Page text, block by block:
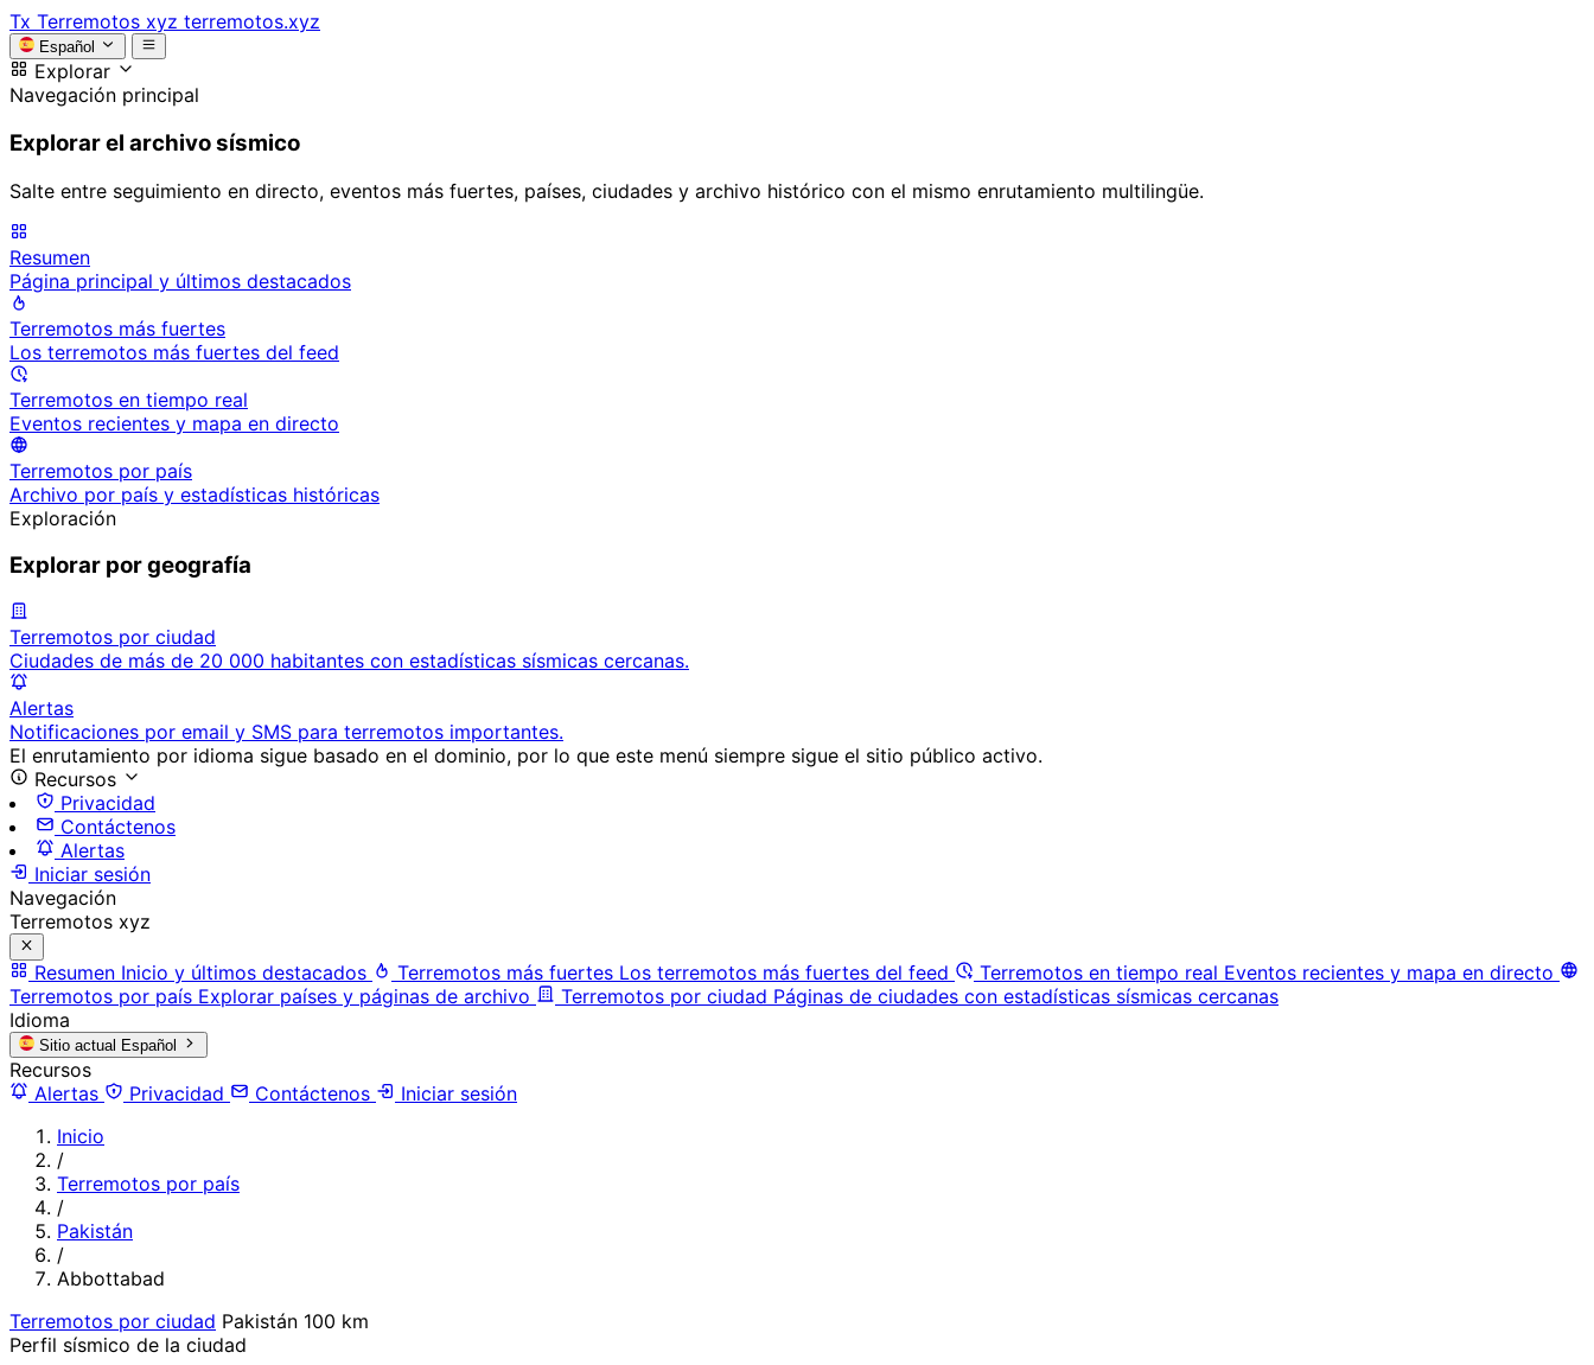
Tx Terremotos xyz terremotos.xyz
Español
Explorar
Navegación principal
Explorar el archivo sísmico
Salte entre seguimiento en directo, eventos más fuertes, países, ciudades y archivo histórico con el mismo enrutamiento multilingüe.
Resumen
Página principal y últimos destacados
Terremotos más fuertes
Los terremotos más fuertes del feed
Terremotos en tiempo real
Eventos recientes y mapa en directo
Terremotos por país
Archivo por país y estadísticas históricas
Exploración
Explorar por geografía
Terremotos por ciudad
Ciudades de más de 20 000 habitantes con estadísticas sísmicas cercanas.
Alertas
Notificaciones por email y SMS para terremotos importantes.
El enrutamiento por idioma sigue basado en el dominio, por lo que este menú siempre sigue el sitio público activo.
Recursos
Privacidad
Contáctenos
Alertas
Iniciar sesión
Navegación
Terremotos xyz
Resumen Inicio y últimos destacados Terremotos más fuertes Los terremotos más fuertes del feed Terremotos en tiempo real Eventos recientes y mapa en directo
Terremotos por país Explorar países y páginas de archivo Terremotos por ciudad Páginas de ciudades con estadísticas sísmicas cercanas
Idioma
Sitio actual Español
Recursos
Alertas
Privacidad Contáctenos
Iniciar sesión
Inicio
/
Terremotos por país
/
Pakistán
/
Abbottabad
Terremotos por ciudad Pakistán 100 km
Perfil sísmico de la ciudad